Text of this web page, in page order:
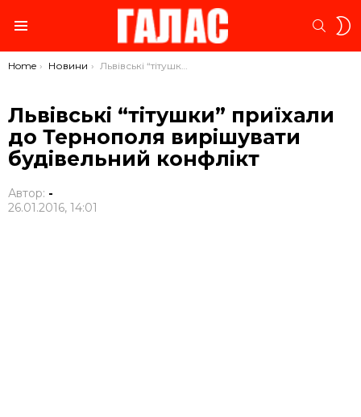
You are here:
Home Новини Львівські “тітушки” приїхали до Тернополя вирішувати будівельний конфлікт
Львівські “тітушки” приїхали
до Тернополя вирішувати
будівельний конфлікт
Автор: -
26.01.2016, 14:01